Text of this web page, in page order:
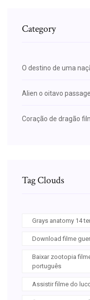
Category
O destino de uma
Alien o oitavo
Coração de dragão
Tag Clouds
Grays anatomy 14
Download filme
Baixar zootopia
português
Assistir filme do